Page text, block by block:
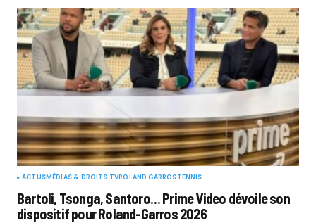
ACTUSMÉDIAS & DROITS TVROLAND GARROSTENNIS
Bartoli, Tsonga, Santoro… Prime Video dévoile son
dispositif pour Roland-Garros 2026